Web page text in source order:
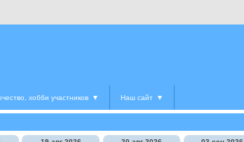
хобби участников ▼ Наш сайт ▼